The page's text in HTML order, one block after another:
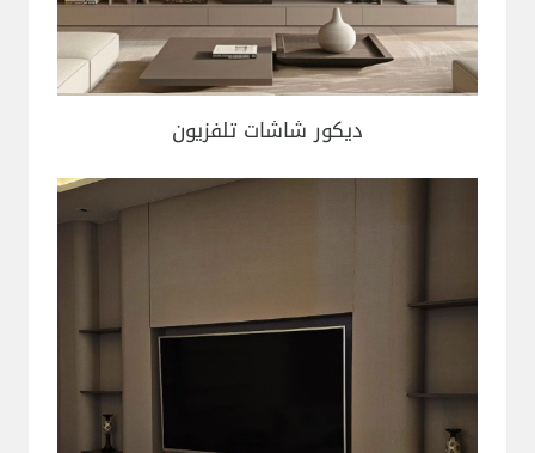
ديكور شاشات تلفزيون